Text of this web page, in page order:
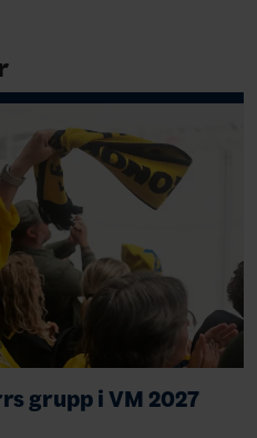
grupp i VM 2027